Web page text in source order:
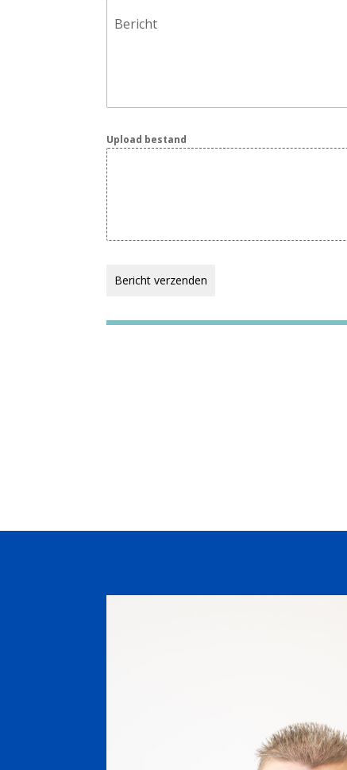
Bericht
Upload bestand
Bericht verzenden